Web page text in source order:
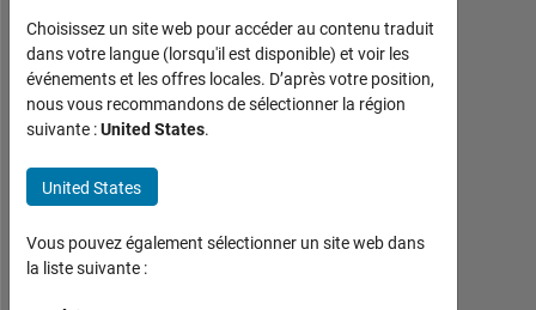
석
준
Actif
2023
0
Choisissez un site web pour accéder au contenu traduit
dans votre langue (lorsqu'il est disponible) et voir les
événements et les offres locales. D’après votre position,
nous vous recommandons de sélectionner la région
suivante :United States.
United States
Vous pouvez également sélectionner un site web dans
la liste suivante :